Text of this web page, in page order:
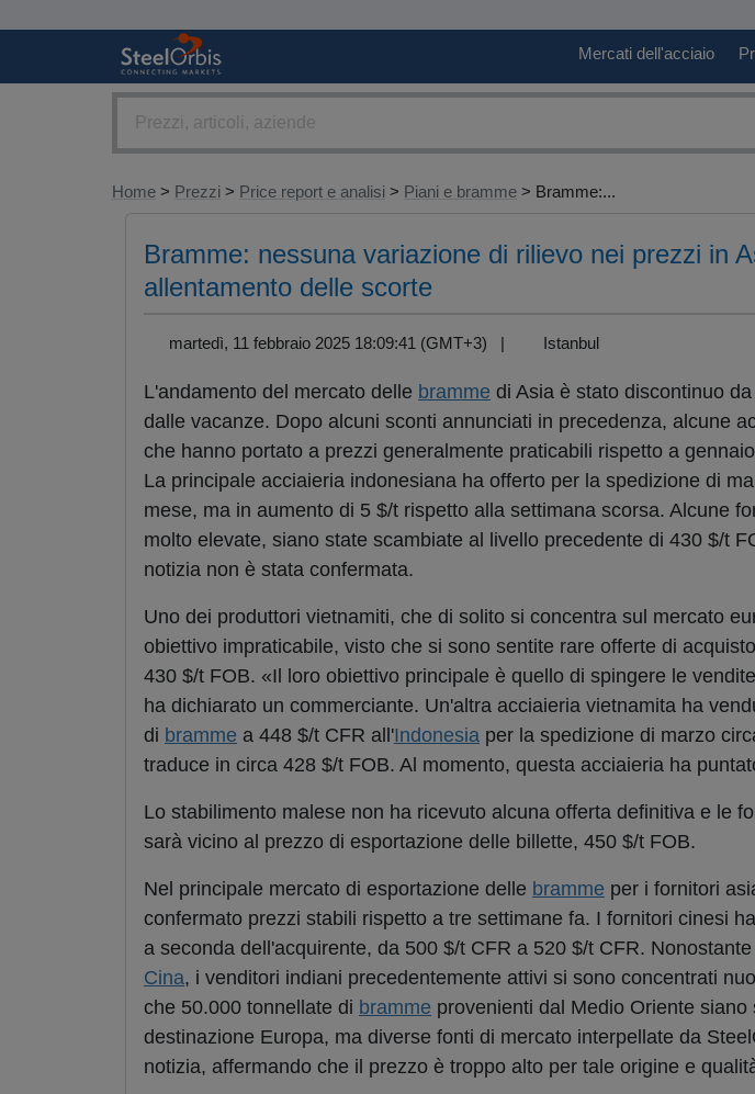
Mercati dell'acciaio
Home > Prezzi > Price report e analisi > Piani e bramme > Bramme:...
Bramme: nessuna variazione di rilievo nei prezzi in
allentamento delle scorte
martedì, 11 febbraio 2025 18:09:41 (GMT+3) | Istanbul
L'andamento del mercato delle bramme di Asia è stato discontinuo
dalle vacanze. Dopo alcuni sconti annunciati in precedenza, alcune
che hanno portato a prezzi generalmente praticabili rispetto a
La principale acciaieria indonesiana ha offerto per la spedizione di
mese, ma in aumento di 5 $/t rispetto alla settimana scorsa. Alcune
molto elevate, siano state scambiate al livello precedente di 430 $/t
notizia non è stata confermata.
Uno dei produttori vietnamiti, che di solito si concentra sul mercato
obiettivo impraticabile, visto che si sono sentite rare offerte di
430 $/t FOB. «Il loro obiettivo principale è quello di spingere le
ha dichiarato un commerciante. Un'altra acciaieria vietnamita ha
di bramme a 448 $/t CFR all'Indonesia per la spedizione di marzo
traduce in circa 428 $/t FOB. Al momento, questa acciaieria ha
Lo stabilimento malese non ha ricevuto alcuna offerta definitiva e le
sarà vicino al prezzo di esportazione delle billette, 450 $/t FOB.
Nel principale mercato di esportazione delle bramme per i fornitori
confermato prezzi stabili rispetto a tre settimane fa. I fornitori cinesi
a seconda dell'acquirente, da 500 $/t CFR a 520 $/t CFR.
Cina, i venditori indiani precedentemente attivi si sono concentrati
che 50.000 tonnellate di bramme provenienti dal Medio Oriente
destinazione Europa, ma diverse fonti di mercato interpellate da
notizia, affermando che il prezzo è troppo alto per tale origine e